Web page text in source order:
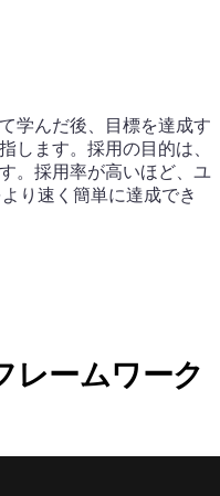
学んだ後、目標を達成す
します。採用の目的は、
。採用率が高いほど、ユ
り速く簡単に達成でき
レームワーク